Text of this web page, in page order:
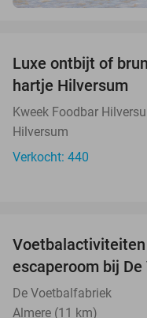
Luxe ontbijt of
hartje Hilversum
Kweek Foodbar
Hilversum
Verkocht: 440
escaperoom bij
De Voetbalfabriek
Almere (11 km)